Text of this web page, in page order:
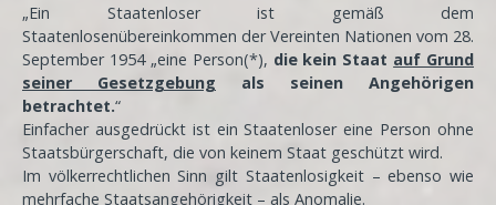
„Ein Staatenloser ist gemäß dem
Staatenlosenübereinkommen der Vereinten Nationen vom 28.
September 1954 „eine Person(*), die kein Staat auf Grund
seiner Gesetzgebung als seinen Angehörigen
betrachtet.“
Einfacher ausgedrückt ist ein Staatenloser eine Person ohne
Staatsbürgerschaft, die von keinem Staat geschützt wird.
Im völkerrechtlichen Sinn gilt Staatenlosigkeit – ebenso wie
mehrfache Staatsangehörigkeit – als Anomalie.